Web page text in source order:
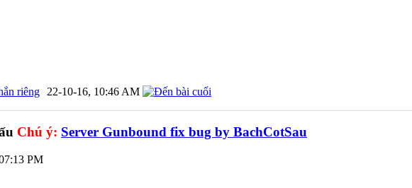
riêng 22-10-16, 10:46 AM
Chú ý: Server Gunbound fix bug by BachCotSau
PM